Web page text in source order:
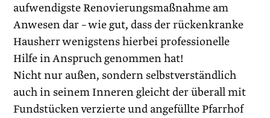
aufwendigste Renovierungsmaßnahme am
Anwesen dar – wie gut, dass der rückenkranke
Hausherr wenigstens hierbei professionelle
Hilfe in Anspruch genommen hat!
Nicht nur außen, sondern selbstverständlich
auch in seinem Inneren gleicht der überall mit
Fundstücken verzierte und angefüllte Pfarrhof